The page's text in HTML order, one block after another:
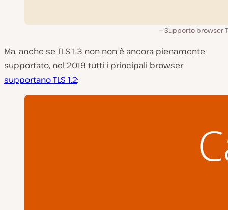
Supporto browser
Ma, anche se TLS 1.3 non non è ancora pienamente
supportato, nel 2019 tutti i principali browser
supportano TLS 1.2: